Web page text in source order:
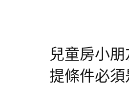
兒童房小
提條件必須